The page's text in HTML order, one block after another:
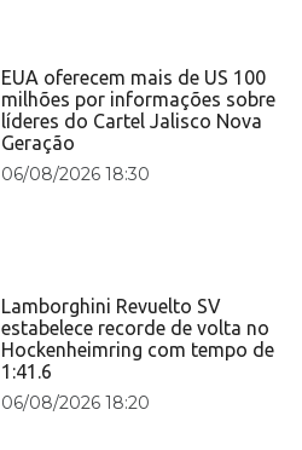
EUA oferecem mais de US 100
milhões por informações sobre
líderes do Cartel Jalisco Nova
Geração
06/08/2026 18:30
Lamborghini Revuelto SV
estabelece recorde de volta no
Hockenheimring com tempo de
1:41.6
06/08/2026 18:20